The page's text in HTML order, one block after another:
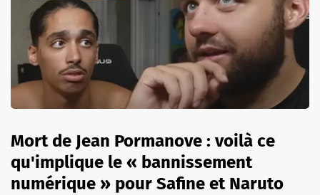
Mort de Jean Pormanove : voilà ce
qu'implique le « bannissement
numérique » pour Safine et Naruto